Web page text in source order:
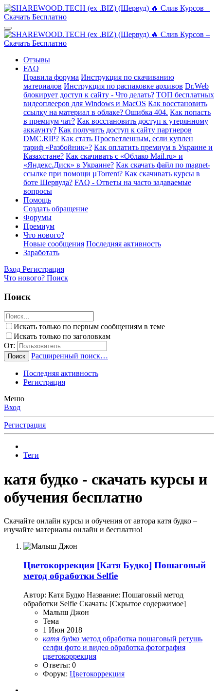
Отзывы
FAQ
Правила форума Инструкция по скачиванию
материалов Инструкция по распаковке архивов Dr.Web
блокирует доступ к сайту - Что делать? ТОП бесплатных
видеоплееров для Windows и MacOS Как восстановить
ссылку на материал в облаке? Ошибка 404. Как попасть
в премиум чат? Как восстановить доступ к утерянному
аккаунту? Как получить доступ к сайту партнеров
DMC.RIP? Как стать Просветленным, если куплен
тариф «Разбойник»? Как оплатить премиум в Украине и
Казахстане? Как скачивать с «Облако Mail.ru» и
«Яндекс.Диск» в Украине? Как скачать файл по magnet-
ссылке при помощи µTorrent? Как скачивать курсы в
боте Шервуда? FAQ - Ответы на часто задаваемые
вопросы
Помощь
Создать обращение
Форумы
Премиум
Что нового?
Новые сообщения Последняя активность
Заработать
Вход Регистрация
Что нового? Поиск
Поиск
Искать только по первым сообщениям в теме
Искать только по заголовкам
От:
Поиск Расширенный поиск…
Последняя активность
Регистрация
Меню
Вход
Регистрация
Теги
катя будко - скачать курсы и
обучения бесплатно
Скачайте онлайн курсы и обучения от автора катя будко –
изучайте материалы онлайн и бесплатно!
Цветокоррекция [Катя Будко] Пошаговый
метод обработки Selfie
Автор: Катя Будко Название: Пошаговый метод
обработки Selfie Скачать: [Скрытое содержимое]
Малыш Джон
Тема
1 Июн 2018
катя будко метод обработка пошаговый ретушь
селфи фото и видео обработка фотография
цветокоррекция
Ответы: 0
Форум: Цветокоррекция